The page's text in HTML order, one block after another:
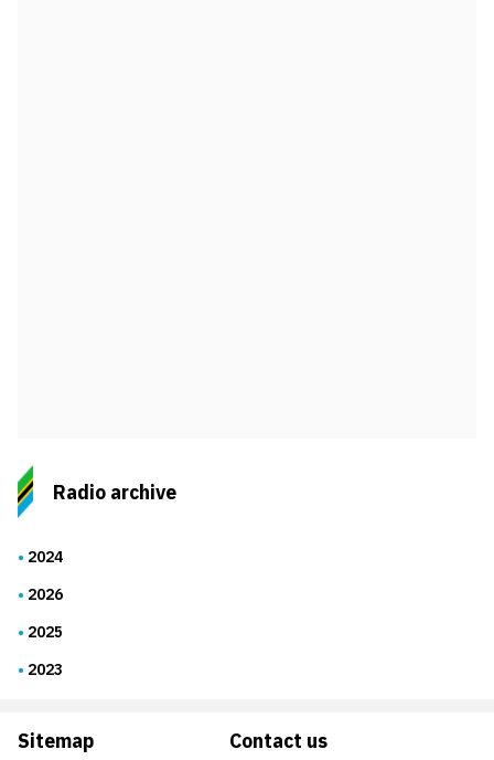
Radio archive
2024
2026
2025
2023
Sitemap Contact us